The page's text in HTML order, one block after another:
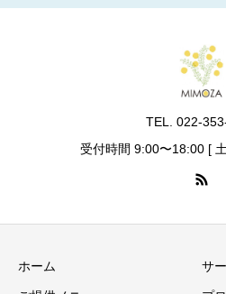
TEL. 022-
受付時間 9:00〜18:00 [
ホーム サ